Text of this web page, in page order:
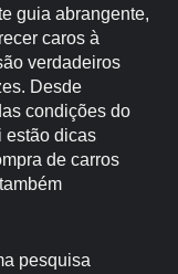
guia abrangente,
caros à
verdadeiros
Desde
condições do
estão dicas
de carros
pesquisa